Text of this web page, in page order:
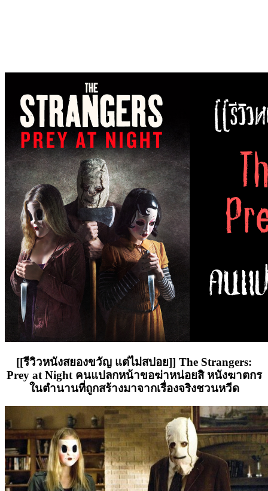
[[รีวิวหนังสยองขวัญ แต่ไม่สปอย]] The Strangers:
Prey at Night คนแปลกหน้าขอฆ่าหน่อยสิ หนังฆาตกร
ในตำนานที่ถูกสร้างมาจากเรื่องจริงชวนหวีด